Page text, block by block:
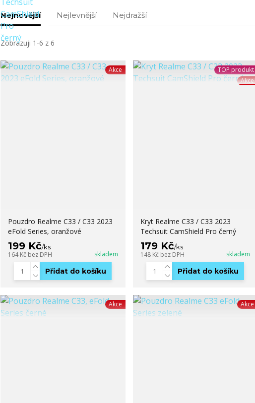
Nejnovější Nejlevnější Nejdražší
Zobrazuji 1-6 z 6
Akce
Pouzdro Realme C33 / C33 2023
eFold Series, oranžové
199 Kč/ks
164 Kč bez DPH skladem
Přidat do košíku
TOP produkt
Akce
Kryt Realme C33 / C33 2023
Techsuit CamShield Pro černý
179 Kč/ks
148 Kč bez DPH skladem
Přidat do košíku
Akce Akce